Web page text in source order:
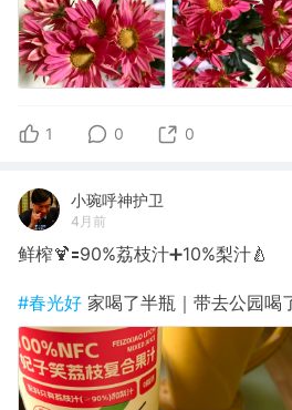
1 0 0
小琬呼神护卫
4月前
鲜榨🍹🟰90%荔枝汁➕10%梨汁🍐
#春光好 家喝了半瓶｜带去公园